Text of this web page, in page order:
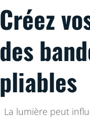
Créez
des
pliables
La lumière peut